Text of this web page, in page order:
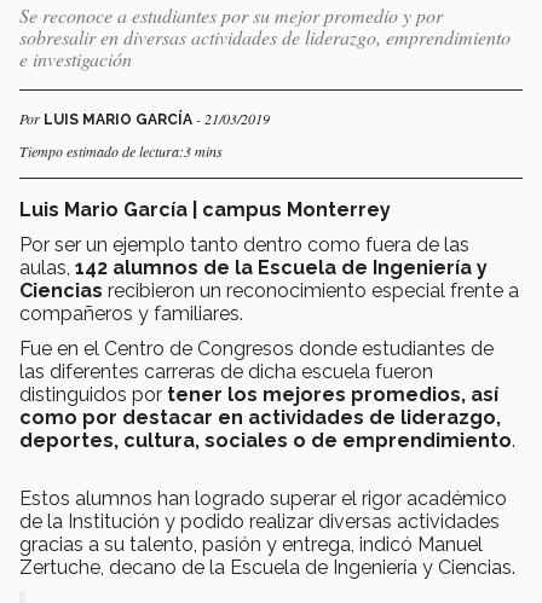
Se reconoce a estudiantes por su mejor promedio y por
sobresalir en diversas actividades de liderazgo, emprendimiento
e investigación
Por LUIS MARIO GARCÍA - 21/03/2019
Tiempo estimado de lectura:3 mins
Luis Mario García | campus Monterrey
Por ser un ejemplo tanto dentro como fuera de las
aulas, 142 alumnos de la Escuela de Ingeniería y
Ciencias recibieron un reconocimiento especial frente a
compañeros y familiares.
Fue en el Centro de Congresos donde estudiantes de
las diferentes carreras de dicha escuela fueron
distinguidos por tener los mejores promedios, así
como por destacar en actividades de liderazgo,
deportes, cultura, sociales o de emprendimiento.
Estos alumnos han logrado superar el rigor académico
de la Institución y podido realizar diversas actividades
gracias a su talento, pasión y entrega, indicó Manuel
Zertuche, decano de la Escuela de Ingeniería y Ciencias.